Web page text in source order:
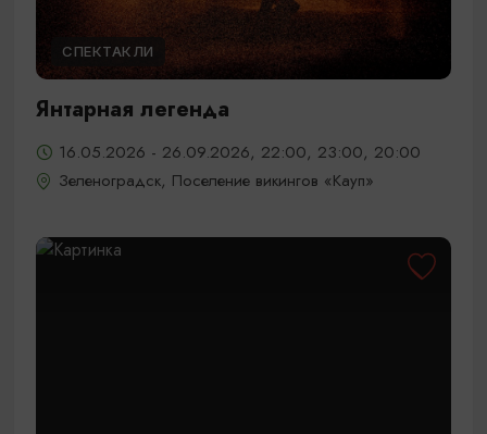
СПЕКТАКЛИ
Янтарная легенда
16.05.2026 - 26.09.2026, 22:00, 23:00, 20:00
Зеленоградск, Поселение викингов «Кауп»